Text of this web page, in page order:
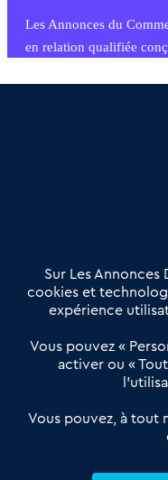
Les Annonces du
en relation qualifiée
commercial et les
Offres Pro
Actualités
Qui sommes nous ?
Derniers articles
Réseau 3C : un
Petitscommerces : Un
proximité et des
Sur Les Annonces
cookies et
expérience
Vous pouvez «
activer ou «
Vous pouvez, à tout